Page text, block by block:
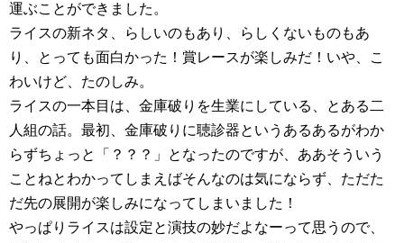
運ぶことができました。
ライスの新ネタ、らしいのもあり、らしくないものもあ
り、とっても面白かった！賞レースが楽しみだ！いや、こ
わいけど、たのしみ。
ライスの一本目は、金庫破りを生業にしている、とある二
人組の話。最初、金庫破りに聴診器というあるあるがわか
らずちょっと「？？？」となったのですが、ああそういう
ことねとわかってしまえばそんなのは気にならず、ただた
だ先の展開が楽しみになってしまいました！
やっぱりライスは設定と演技の妙だよなーって思うので、